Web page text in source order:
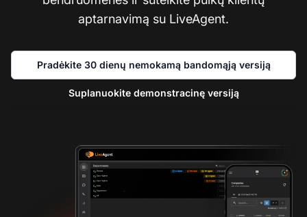
aptarnavimą su LiveAgent.
Pradėkite 30 dienų nemokamą bandomąją versiją
Suplanuokite demonstracinę versiją